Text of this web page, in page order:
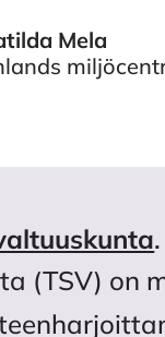
Mela
.
(TSV) on